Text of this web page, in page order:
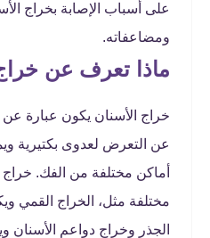
على أسباب الإصابة بخراج
ومضاعفاته.
ماذا تعرف عن
خراج الأسنان يكون عبارة عن
عن التعرض لعدوى بكتيرية
أماكن مختلفة من الفك. خراج
مختلفة مثل، الخراج
الجذر وخراج دواعم الأسنان